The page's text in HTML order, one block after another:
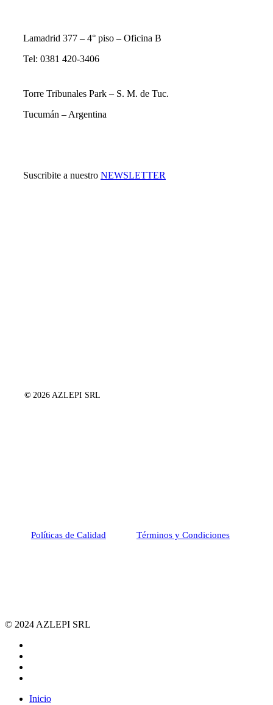
Lamadrid 377 – 4° piso – Oficina B
Tel: 0381 420-3406
Torre Tribunales Park – S. M. de Tuc.
Tucumán – Argentina
Suscribite a nuestro NEWSLETTER
© 2026AZLEPI SRL
Políticas de Calidad Términos y Condiciones
© 2024 AZLEPI SRL
Close
Inicio